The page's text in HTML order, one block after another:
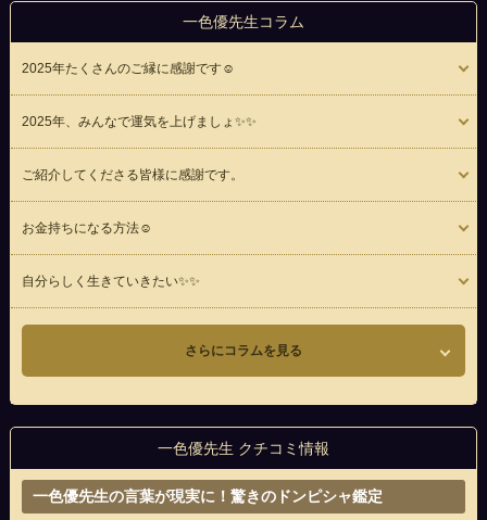
一色優先生コラム
2025年たくさんのご縁に感謝です☺️
2025年、みんなで運気を上げましょ✨✨
ご紹介してくださる皆様に感謝です。
お金持ちになる方法☺️
自分らしく生きていきたい✨✨
さらにコラムを見る
一色優先生 クチコミ情報
一色優先生の言葉が現実に！驚きのドンピシャ鑑定